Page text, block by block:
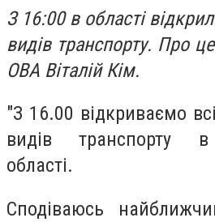
З 16:00 в області
видів транспорту. Про
ОВА Віталій Кім.
"З 16.00 відкриваємо
видів транспорту в
області.
Сподіваюсь